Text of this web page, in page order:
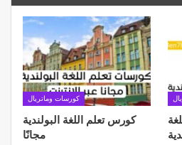
كورسات وماتريال
كورس تعلم اللغة البولندية
مجانًا